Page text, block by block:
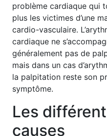
problème cardiaque qui
plus les victimes d’une
cardio-vasculaire.
cardiaque ne
généralement pas de
mais dans un cas
la palpitation reste son
symptôme.
Les
causes